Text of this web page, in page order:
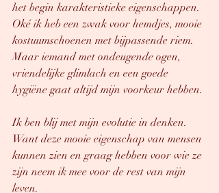
het begin karakteristieke eigenschappen.
Oké ik heb een zwak voor hemdjes, mooie
kostuumschoenen met bijpassende riem.
Maar iemand met ondeugende ogen,
vriendelijke glimlach en een goede
hygiëne gaat altijd mijn voorkeur hebben.
Ik ben blij met mijn evolutie in denken.
Want deze mooie eigenschap van mensen
kunnen zien en graag hebben voor wie ze
zijn neem ik mee voor de rest van mijn
leven.